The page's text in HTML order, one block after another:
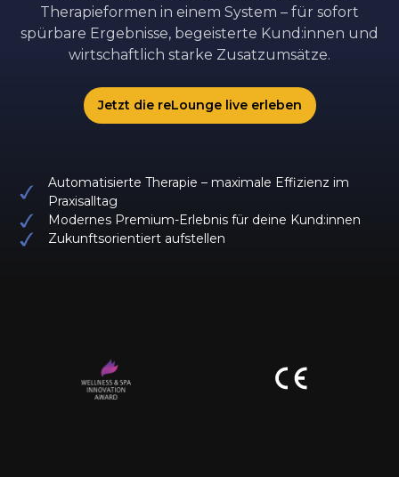
Therapieformen in einem System – für sofort
spürbare Ergebnisse, begeisterte Kund:innen und
wirtschaftlich starke Zusatzumsätze.
Jetzt die reLounge live erleben
Automatisierte Therapie – maximale Effizienz im
Praxisalltag
Modernes Premium-Erlebnis für deine Kund:innen
Zukunftsorientiert aufstellen